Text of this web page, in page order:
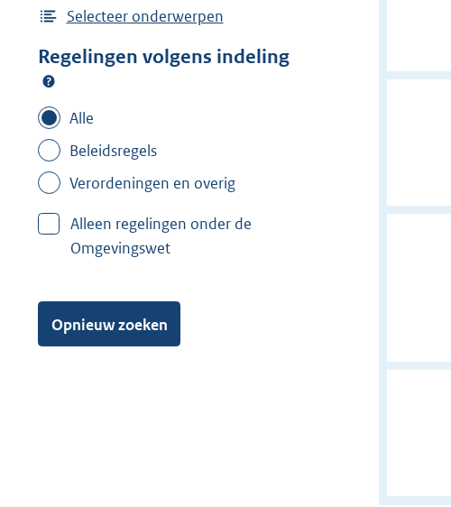
Selecteer onderwerpen
Regelingen volgens indeling
Alle
Beleidsregels
Verordeningen en overig
Alleen regelingen onder de
Omgevingswet
Opnieuw zoeken